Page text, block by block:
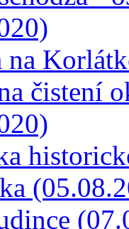
čistení